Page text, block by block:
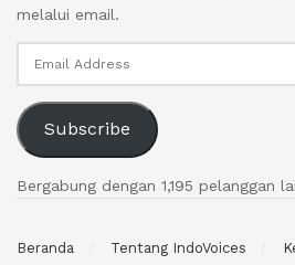
melalui email.
Subscribe
Bergabung dengan 1,195 pelanggan
Beranda Tentang IndoVoices